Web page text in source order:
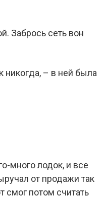
Забрось сеть вон
никогда, – в ней была
много лодок, и все
от продажи так
смог потом считать